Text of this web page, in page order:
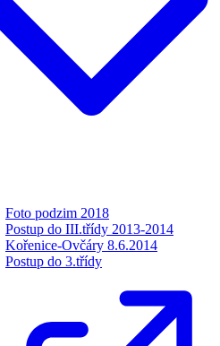
Foto podzim 2018
Postup do III.třídy 2013-2014
Kořenice-Ovčáry 8.6.2014
Postup do 3.třídy